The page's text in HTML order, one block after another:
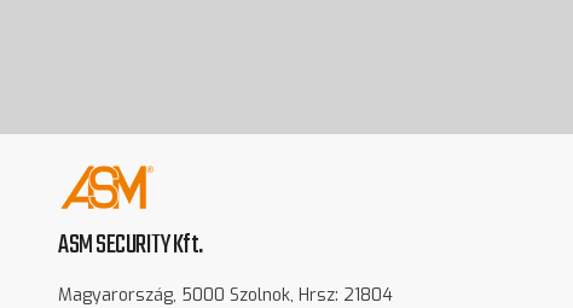
ASM SECURITY Kft.
Magyarország, 5000 Szolnok, Hrsz: 21804